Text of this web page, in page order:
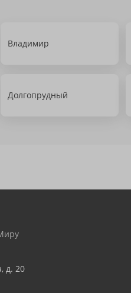
Владимир
Долгопрудный
д. 20